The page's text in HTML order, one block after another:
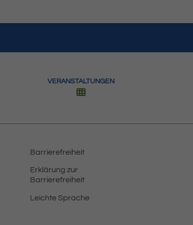
VERANSTALTUNGEN
Barrierefreiheit
Erklärung zur
Barrierefreiheit
Leichte Sprache